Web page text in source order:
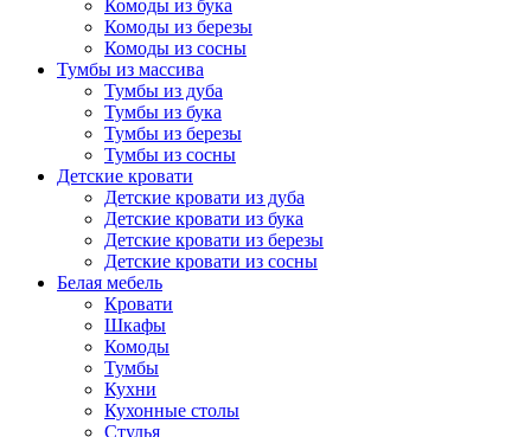
Комоды из бука
Комоды из березы
Комоды из сосны
Тумбы из массива
Тумбы из дуба
Тумбы из бука
Тумбы из березы
Тумбы из сосны
Детские кровати
Детские кровати из дуба
Детские кровати из бука
Детские кровати из березы
Детские кровати из сосны
Белая мебель
Кровати
Шкафы
Комоды
Тумбы
Кухни
Кухонные столы
Стулья